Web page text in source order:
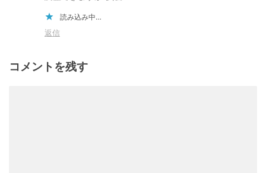
読み込み中…
返信
コメントを残す